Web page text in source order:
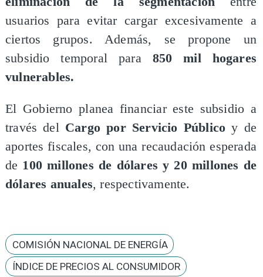
usuarios para evitar cargar excesivamente a
ciertos grupos. Además, se propone un
subsidio temporal para 850 mil hogares
vulnerables.
​El Gobierno planea financiar este subsidio a
través del Cargo por Servicio Público y de
aportes fiscales, con una recaudación esperada
de 100 millones de dólares y 20 millones de
dólares anuales, respectivamente.
COMISIÓN NACIONAL DE ENERGÍA
ÍNDICE DE PRECIOS AL CONSUMIDOR